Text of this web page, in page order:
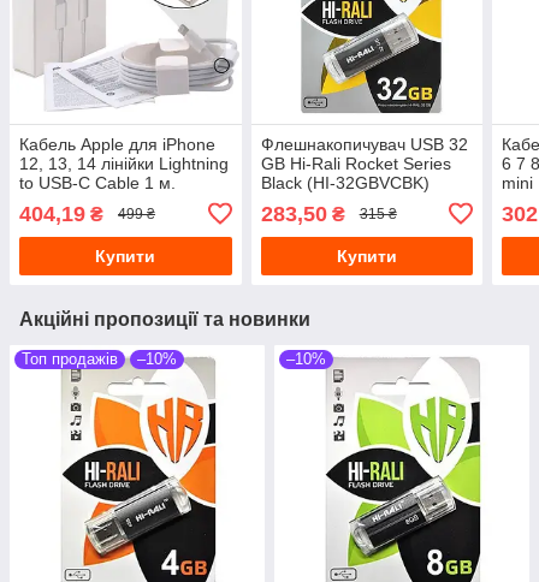
Кабель Apple для iPhone
12, 13, 14 лінійки Lightning
to USB-C Cable 1 м.
A1703
404,19 ₴ 499 ₴
Купити
Флешнакопичувач USB 32
GB Hi-Rali Rocket Series
Black (HI-32GBVCBK)
283,50₴ 315 ₴
Купити
6 7
mini
Акційні пропозиції та новинки
Топ продажів –10% –10%